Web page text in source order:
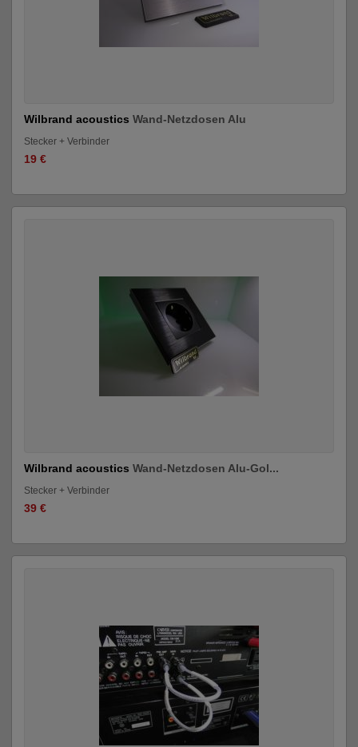
Wilbrand acoustics Wand-Netzdosen Alu
Stecker + Verbinder
19 €
Wilbrand acoustics Wand-Netzdosen Alu-Gol...
Stecker + Verbinder
39 €